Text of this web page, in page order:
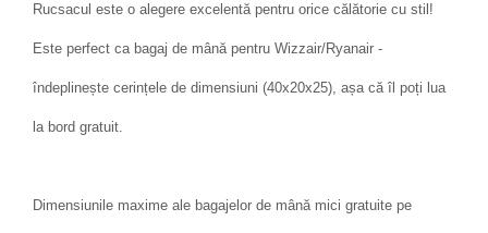
Rucsacul este o alegere excelentă pentru orice călătorie cu stil!
Este perfect ca bagaj de mână pentru Wizzair/Ryanair -
îndeplinește cerințele de dimensiuni (40x20x25), așa că îl poți lua
la bord gratuit.
Dimensiunile maxime ale bagajelor de mână mici gratuite pe